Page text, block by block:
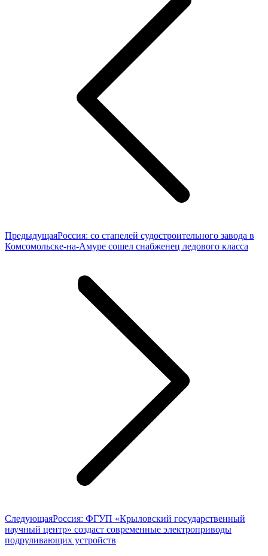
ПредыдущаяПредыдущая
запись:
Россия: со стапелей судостроительного завода в
Комсомольске-на-Амуре сошел снабженец ледового класса
СледующаяСледующая
запись:
Россия: ФГУП «Крыловский государственный
научный центр» создаст современные электроприводы
подруливающих устройств